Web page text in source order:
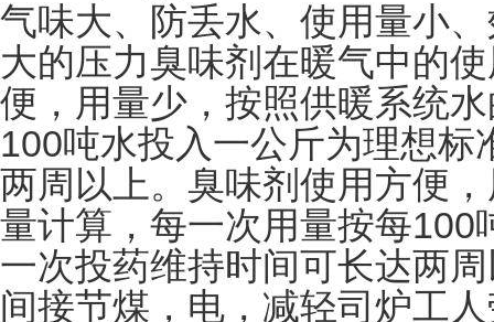
气味大、防丢水、使用量小
大的压力臭味剂在暖气中的
便，用量少，按照供暖系统
100吨水投入一公斤为理想标
两周以上。臭味剂使用方便
量计算，每一次用量按每100
一次投药维持时间可长达两
间接节煤，电，减轻司炉工